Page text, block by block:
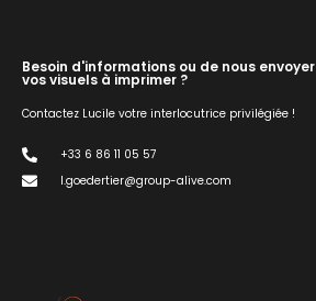
Besoin d'informations ou de nous envoyer
vos visuels à imprimer ?
Contactez Lucile votre interlocutrice privilégiée !
+33 6 86 11 05 57
l.goedertier@group-alive.com